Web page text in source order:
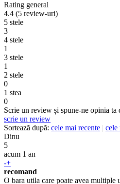
Rating general
4.4 (5 review-uri)
5 stele
3
4 stele
1
3 stele
1
2 stele
0
1 stea
0
Scrie un review și spune-ne opinia ta
scrie un review
Sortează după: cele mai recente cele
Dinu
5
acum 1 an
-+
recomand
O bara utila care poate avea multiple